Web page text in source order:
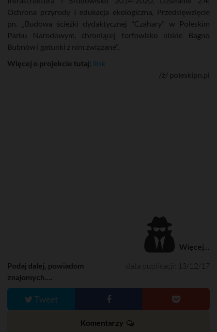
Ochrona przyrody i edukacja ekologiczna, Przedsięwzięcie
pn. „Budowa ścieżki dydaktycznej "Czahary" w Poleskim
Parku Narodowym, chroniącej torfowisko niskie Bagno
Bubnów i gatunki z nim związane”.
Więcej o projekcie tutaj: link
/ź/ poleskipn.pl
Więcej...
data publikacji: 13/12/17
Podaj dalej, powiadom
znajomych....
Tweet
Komentarzy